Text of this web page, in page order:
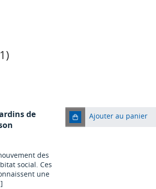
1 )
de
des
social. Ces
une
Ajouter au panier